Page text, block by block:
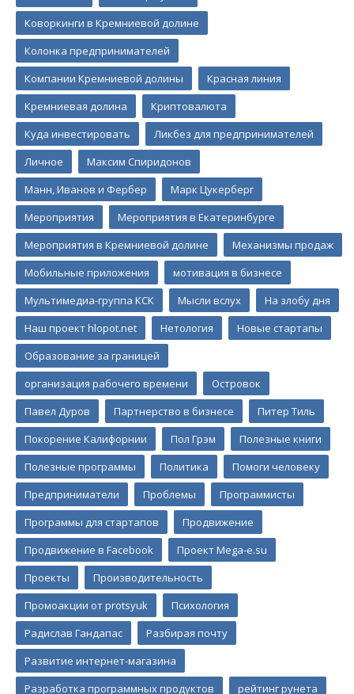
Коворкинги в Кремниевой долине
Колонка предпринимателей
Компании Кремниевой долины
Красная линия
Кремниевая долина
Криптовалюта
Куда инвестировать
Ликбез для предпринимателей
Личное
Максим Спиридонов
Манн, Иванов и Фербер
Марк Цукерберг
Мероприятия
Мероприятия в Екатеринбурге
Мероприятия в Кремниевой долине
Механизмы продаж
Мобильные приложения
мотивация в бизнесе
Мультимедиа-группа КСК
Мысли вслух
На злобу дня
Наш проект hlopot.net
Нетология
Новые стартапы
Образование за границей
организация рабочего времени
Островок
Павел Дуров
Партнерство в бизнесе
Питер Тиль
Покорение Калифорнии
Пол Грэм
Полезные книги
Полезные программы
Политика
Помоги человеку
Предприниматели
Проблемы
Программисты
Программы для стартапов
Продвижение
Продвижение в Facebook
Проект Mega-e.su
Проекты
Производительность
Промоакции от protsyuk
Психология
Радислав Гандапас
Разбирая почту
Развитие интернет-магазина
Разработка программных продуктов
рейтинг рунета